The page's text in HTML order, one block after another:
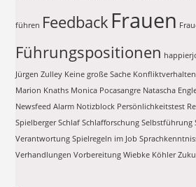
führen Feedback Frauen
Führungspositionen
Jürgen Zulley Keine große Sache Konfliktverhalten
Marion Knaths Monica Pocasangre Natascha
Newsfeed Alarm Notizblock Persönlichkeitstest
Spielberger Schlaf Schlafforschung Selbstführung
Verantwortung Spielregeln im Job
Verhandlungen Vorbereitung Wiebke Köhler